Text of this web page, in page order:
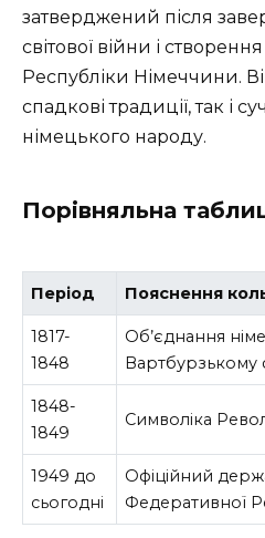
затверджений після
світової війни і
Республіки Німеччини.
спадкові традиції, так і
німецького народу.
Порівняльна
Перiод Пояснення
1817-
1848
Об’єднання
Вартбурзькому
1848-
1849
Символіка
1949 до
сьогодні
Офіційний
Федеративної